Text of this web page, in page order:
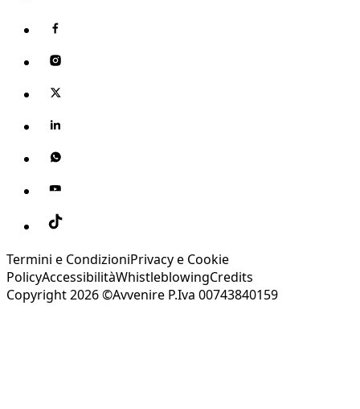
Termini e CondizioniPrivacy e Cookie
PolicyAccessibilitàWhistleblowingCredits
Copyright 2026 ©Avvenire P.Iva 00743840159